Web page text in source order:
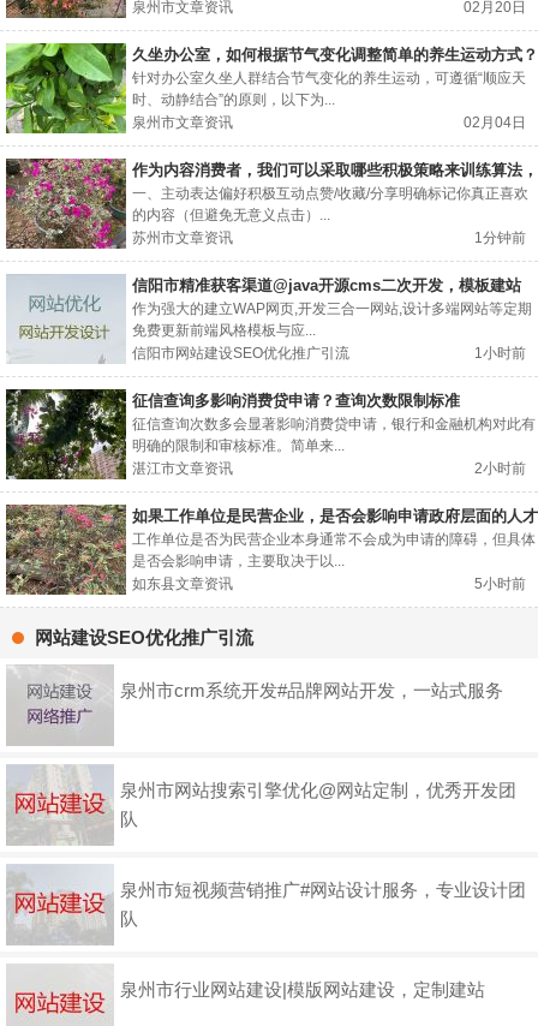
泉州市文章资讯 02月20日
久坐办公室，如何根据节气变化调整简单的养生运动方式？
针对办公室久坐人群结合节气变化的养生运动，可遵循“顺应天
时、动静结合”的原则，以下为...
泉州市文章资讯
02月04日
作为内容消费者，我们可以采取哪些积极策略来训练算法，
让它更懂我？
一、主动表达偏好积极互动点赞/收藏/分享明确标记你真正喜欢
的内容（但避免无意义点击）...
苏州市文章资讯
1分钟前
信阳市精准获客渠道@java开源cms二次开发，模板建站
作为强大的建立WAP网页,开发三合一网站,设计多端网站等定期
免费更新前端风格模板与应...
信阳市网站建设SEO优化推广引流
1小时前
征信查询多影响消费贷申请？查询次数限制标准
征信查询次数多会显著影响消费贷申请，银行和金融机构对此有
明确的限制和审核标准。简单来...
湛江市文章资讯
2小时前
如果工作单位是民营企业，是否会影响申请政府层面的人才
引进落户补贴？
工作单位是否为民营企业本身通常不会成为申请的障碍，但具体
是否会影响申请，主要取决于以...
如东县文章资讯
5小时前
网站建设SEO优化推广引流
泉州市crm系统开发#品牌网站开发，一站式服务
泉州市网站搜索引擎优化@网站定制，优秀开发团
队
泉州市短视频营销推广#网站设计服务，专业设计团
队
泉州市行业网站建设|模版网站建设，定制建站